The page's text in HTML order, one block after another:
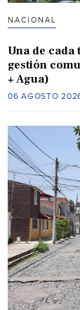
NACIONAL
Una de cada
gestión
+ Agua)
06 AGOSTO